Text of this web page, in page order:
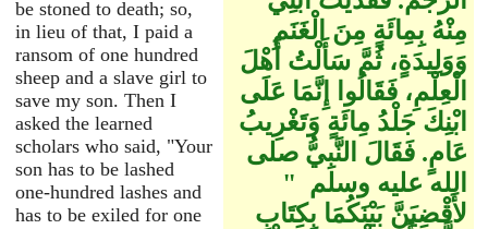
be stoned to death; so,
in lieu of that, I paid a
ransom of one hundred
sheep and a slave girl to
save my son. Then I
asked the learned
scholars who said, "Your
son has to be lashed
one-hundred lashes and
has to be exiled for one
مِنْهُ بِمِائَةٍ مِنَ الْغَنَمِ
وَوَلِيدَةٍ، ثُمَّ سَأَلْتُ أَهْلَ
الْعِلْمِ، فَقَالُوا إِنَّمَا عَلَى
ابْنِكَ جَلْدُ مِائَةٍ وَتَغْرِيبُ
عَامٍ‏.‏ فَقَالَ النَّبِيُّ صلى
الله عليه وسلم ‏ "‏
لأَقْضِيَنَّ بَيْنَكُمَا بِكِتَابِ